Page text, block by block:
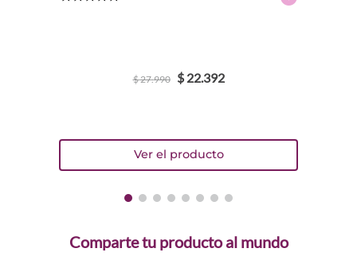
$27.990 $ 22.392
Comparte